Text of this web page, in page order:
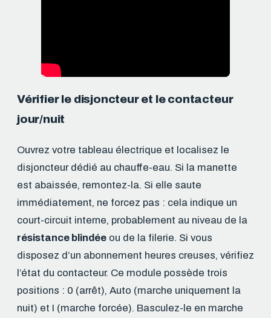
Vérifier le disjoncteur et le contacteur
jour/nuit
Ouvrez votre tableau électrique et localisez le
disjoncteur dédié au chauffe-eau. Si la manette
est abaissée, remontez-la. Si elle saute
immédiatement, ne forcez pas : cela indique un
court-circuit interne, probablement au niveau de la
résistance blindée ou de la filerie. Si vous
disposez d’un abonnement heures creuses, vérifiez
l’état du contacteur. Ce module possède trois
positions : 0 (arrêt), Auto (marche uniquement la
nuit) et I (marche forcée). Basculez-le en marche